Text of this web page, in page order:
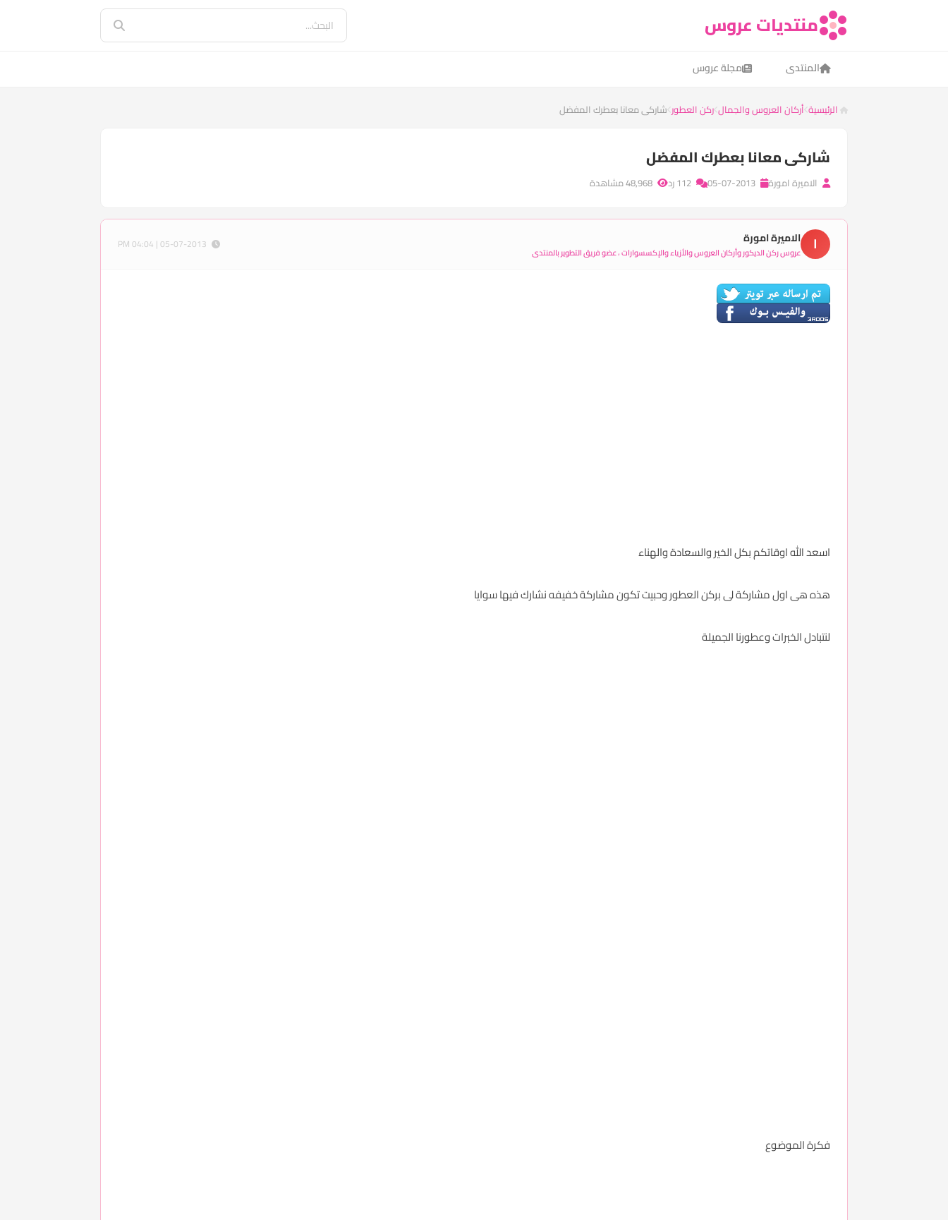
منتديات عروس
المنتدى مجلة عروس
الرئيسية أركان العروس والجمال ركن العطور شاركى معانا بعطرك المفضل
شاركى معانا بعطرك المفضل
الاميرة امورة
ا الاميرة امورة
عروس ركن الديكور وأركان العروس والأزياء والإكسسوارات ، عضو فريق التطوير بالمنتدى
اسعد الله اوقاتكم بكل الخير والسعادة والهناء
هذه هى اول مشاركة لى بركن العطور وحبيت تكون مشاركة خفيفه نشارك فيها سوايا
لنتبادل الخبرات وعطورنا الجميلة
فكرة الموضوع